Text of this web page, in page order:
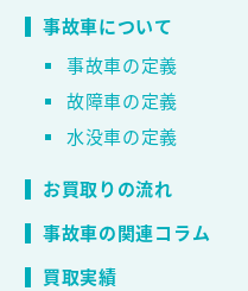
事故車について
事故車の定義
故障車の定義
水没車の定義
お買取りの流れ
事故車の関連コラム
買取実績